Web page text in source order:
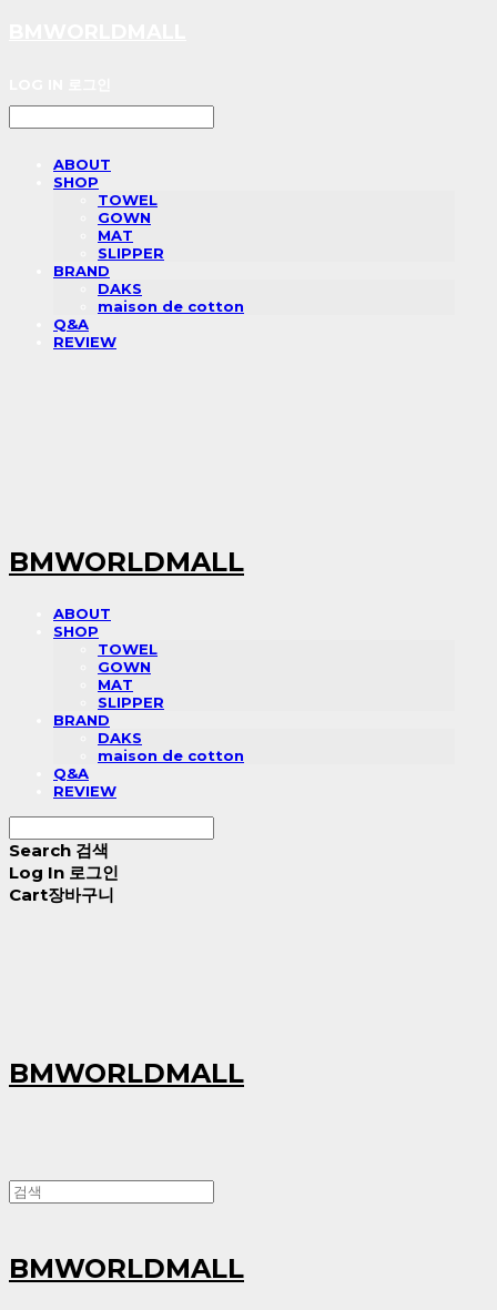
ABOUT
SHOP
TOWEL
GOWN
MAT
SLIPPER
BRAND
DAKS
maison de cotton
Q&A
REVIEW
BMWORLDMALL
ABOUT
SHOP
TOWEL
GOWN
MAT
SLIPPER
BRAND
DAKS
maison de cotton
Q&A
REVIEW
Search 검색
Log In 로그인
Cart장바구니
BMWORLDMALL
BMWORLDMALL